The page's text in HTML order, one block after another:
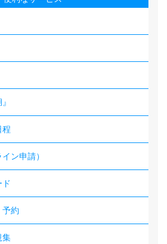
程
ン申請）
予約
集